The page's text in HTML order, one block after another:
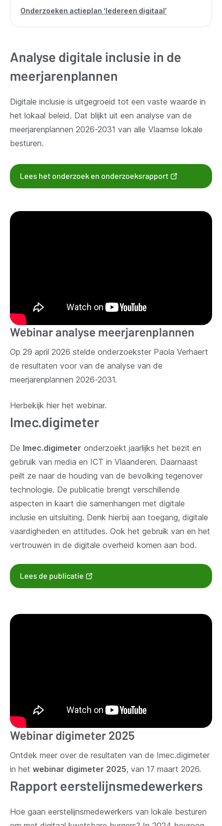
Onderzoeken actieplan ‘Iedereen digitaal’
Analyse digitale inclusie in de
meerjarenplannen
Digitale inclusie is uitgegroeid tot een vaste waarde in
het lokaal beleid. Dat blijkt uit een analyse van de
meerjarenplannen 2026-2031 van alle Vlaamse lokale
besturen.
Lees het onderzoek en onderzoeksrapport
nieuw
Webinar analyse meerjarenplannen
Op 29 april 2026 stelde onderzoekster Paola Verhaert
de resultaten voor van de analyse van de
meerjarenplannen 2026-2031.
Herbekijk hier het webinar.
Imec.digimeter
De Imec.digimeter onderzoekt jaarlijks het bezit en
gebruik van media en ICT in Vlaanderen. Daarnaast
peilt ze naar de houding van de bevolking tegenover
technologie. De publicatie brengt verschillende
aspecten in kaart die samenhangen met digitale
inclusie en uitsluiting. Denk hierbij aan toegang, digitale
vaardigheden en attitudes. Ook het gebruik van en het
vertrouwen in de digitale overheid komen aan bod.
Lees de publicatie
nieuw
Webinar digimeter 2025
Ontdek meer over de resultaten van de Imec.digimeter
in het webinar digimeter 2025, van 17 maart 2026.
Rapport eerstelijnsmedewerkers
Hoe gaan eerstelijnsmedewerkers van lokale besturen